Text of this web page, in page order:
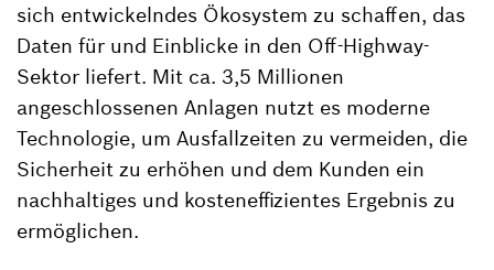
sich entwickelndes Ökosystem zu schaffen, das
Daten für und Einblicke in den Off-Highway-
Sektor liefert. Mit ca. 3,5 Millionen
angeschlossenen Anlagen nutzt es moderne
Technologie, um Ausfallzeiten zu vermeiden, die
Sicherheit zu erhöhen und dem Kunden ein
nachhaltiges und kosteneffizientes Ergebnis zu
ermöglichen.